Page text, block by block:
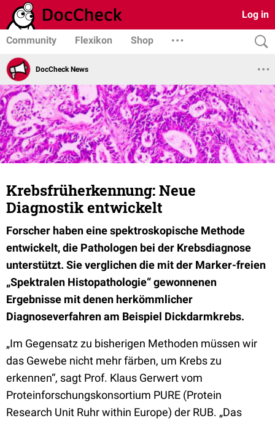
Log in
Community Flexikon Shop
DocCheck News
Krebsfrüherkennung: Neue
Diagnostik entwickelt
Forscher haben eine spektroskopische Methode
entwickelt, die Pathologen bei der Krebsdiagnose
unterstützt. Sie verglichen die mit der Marker-freien
„Spektralen Histopathologie“ gewonnenen
Ergebnisse mit denen herkömmlicher
Diagnoseverfahren am Beispiel Dickdarmkrebs.
„Im Gegensatz zu bisherigen Methoden müssen wir
das Gewebe nicht mehr färben, um Krebs zu
erkennen“, sagt Prof. Klaus Gerwert vom
Proteinforschungskonsortium PURE (Protein
Research Unit Ruhr within Europe) der RUB. „Das